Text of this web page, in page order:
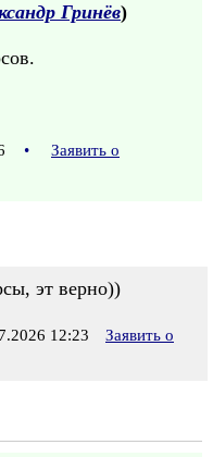
Гринёв)
•
Заявить о
эт верно))
12:23
Заявить о